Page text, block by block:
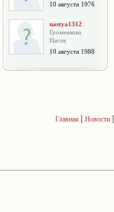
10 августа 1976
nastya1312
Громенкова
Настя
10 августа 1988
Главная | Новости|